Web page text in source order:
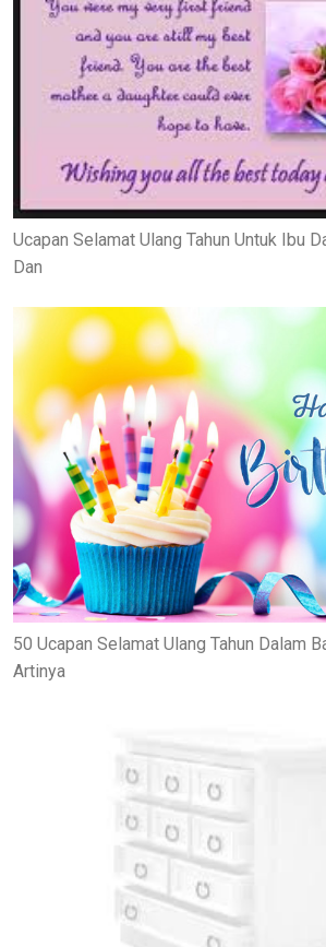
Ucapan Selamat Ulang Tahun Untuk Ibu
Dan
50 Ucapan Selamat Ulang Tahun Dalam
Artinya